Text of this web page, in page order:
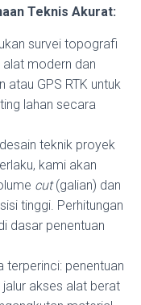
Teknis Akurat:
survei topografi
modern dan
GPS RTK untuk
lahan secara
teknik proyek
kami akan
cut(galian) dan
tinggi. Perhitungan
dasar penentuan
terperinci: penentuan
akses alat berat